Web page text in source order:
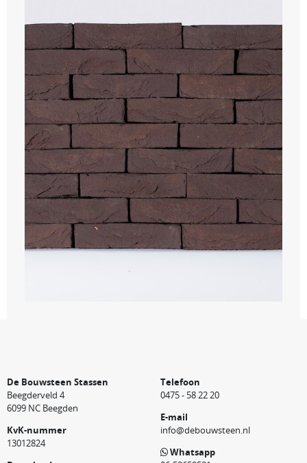
De Bouwsteen Stassen
Beegderveld 4
6099 NC Beegden
KvK-nummer
13012824
Telefoon
0475 - 58 22 20
E-mail
info@debouwsteen.nl
Whatsapp